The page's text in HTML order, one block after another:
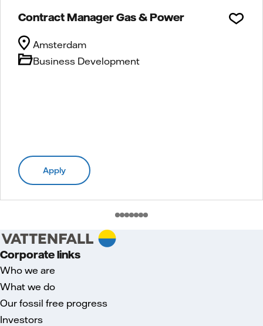
Contract Manager Gas & Power
Business Development
Amsterdam
Apply
Corporate links
Who we are
What we do
Our fossil free progress
Investors